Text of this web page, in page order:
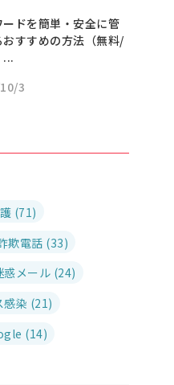
ードを簡単・安全に管
おすすめの方法（無料/
...
3
(71)
欺電話 (33)
惑メール (24)
感染 (21)
(14)